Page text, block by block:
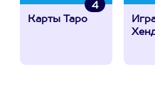
4
Карты Таро